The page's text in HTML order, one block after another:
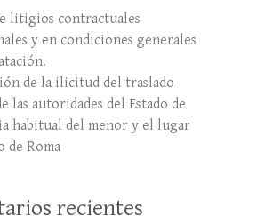
litigios contractuales
y en condiciones generales
de la ilicitud del traslado
las autoridades del Estado de
habitual del menor y el lugar
de Roma
recientes